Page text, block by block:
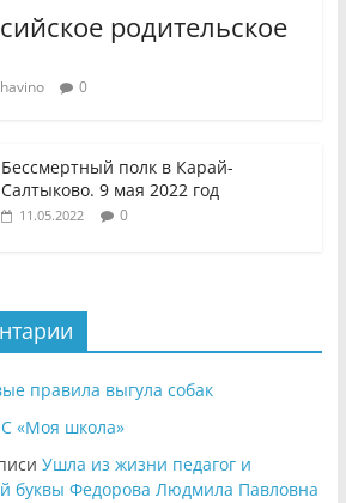
родительское
0
Бессмертный полк в Карай-
Салтыково. 9 мая 2022 год
11.05.2022 0
правила выгула собак
«Моя школа»
Ушла из жизни педагог и
буквы Федорова Людмила Павловна